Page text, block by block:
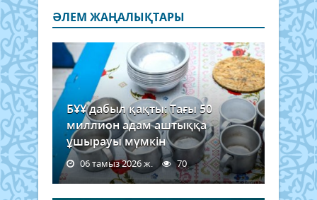
ӘЛЕМ ЖАҢАЛЫҚТАРЫ
БҰҰ дабыл қақты: Тағы 50
миллион адам аштыққа
ұшырауы мүмкін
06 тамыз 2026 ж. 70